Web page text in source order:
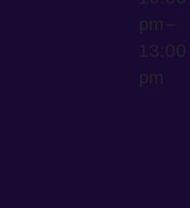
pm –
13:00
pm